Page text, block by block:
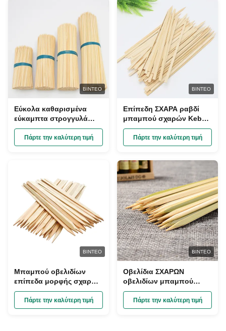
ΒΊΝΤΕΟ
Εύκολα καθαρισμένα
εύκαμπτα στρογγυλά
ραβδιά μπαμπού για τη
σχάρα
Πάρτε την καλύτερη τιμή
ΒΊΝΤΕΟ
Επίπεδη ΣΧΑΡΑ ραβδί
μπαμπού σχαρών Kebab
σχαρών 8 ίντσας
μπαμπού οβελιδίων
ραβδιών κουπιών
Πάρτε την καλύτερη τιμή
ΒΊΝΤΕΟ
Μπαμπού οβελιδίων
επίπεδα μορφής σχαρών
ραβδιά ΣΧΑΡΩΝ
οβελιδίων μίας χρήσης
υγιή
Πάρτε την καλύτερη τιμή
ΒΊΝΤΕΟ
Οβελίδια ΣΧΑΡΩΝ
οβελιδίων μπαμπού
εργοστασίων φυσικά
βιοδιασπάσιμα επίπεδα
μίας χρήσης οριζόντια
Πάρτε την καλύτερη τιμή